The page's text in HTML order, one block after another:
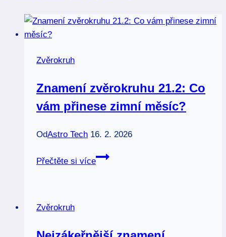
Zvěrokruh
Znamení zvěrokruhu 21.2: Co
vám přinese zimní měsíc?
OdAstro Tech 16. 2. 2026
Přečtěte si více
Znamení
Zvěrokruh